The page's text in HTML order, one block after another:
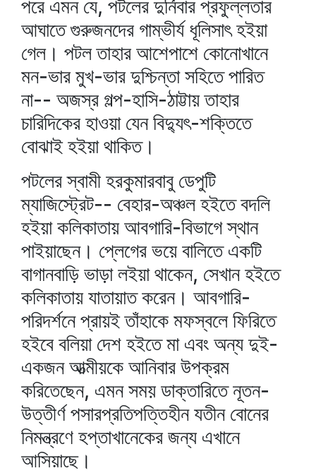
পরে এমন যে, পটলের দুর্নিবার প্রফুল্লতার
আঘাতে গুরুজনদের গাম্ভীর্য ধূলিসাৎ হইয়া
গেল। পটল তাহার আশেপাশে কোনোখানে
মন-ভার মুখ-ভার দুশ্চিন্তা সহিতে পারিত
না-- অজস্র গল্প-হাসি-ঠাট্টায় তাহার
চারিদিকের হাওয়া যেন বিদ্যুৎ-শক্তিতে
বোঝাই হইয়া থাকিত।
পটলের স্বামী হরকুমারবাবু ডেপুটি
ম্যাজিস্ট্রেট-- বেহার-অঞ্চল হইতে বদলি
হইয়া কলিকাতায় আবগারি-বিভাগে স্থান
পাইয়াছেন। প্লেগের ভয়ে বালিতে একটি
বাগানবাড়ি ভাড়া লইয়া থাকেন, সেখান হইতে
কলিকাতায় যাতায়াত করেন। আবগারি-
পরিদর্শনে প্রায়ই তাঁহাকে মফস্বলে ফিরিতে
হইবে বলিয়া দেশ হইতে মা এবং অন্য দুই-
একজন আত্মীয়কে আনিবার উপক্রম
করিতেছেন, এমন সময় ডাক্তারিতে নূতন-
উত্তীর্ণ পসারপ্রতিপত্তিহীন যতীন বোনের
নিমন্ত্রণে হপ্তাখানেকের জন্য এখানে
আসিয়াছে।